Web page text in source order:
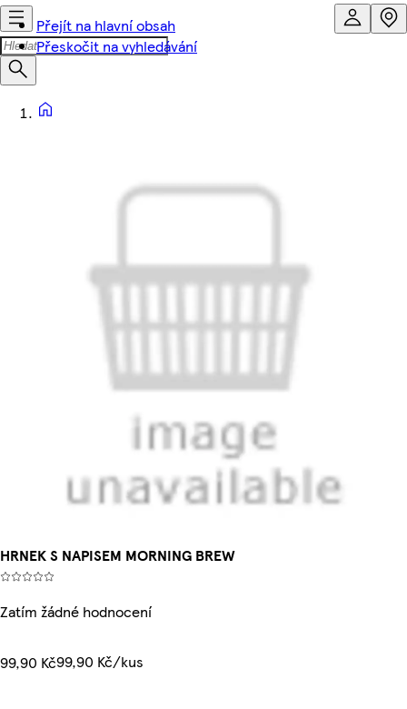
Přejít na hlavní obsah
Přeskočit na vyhledávání
HRNEK S NAPISEM MORNING BREW
Zatím žádné hodnocení
99,90 Kč99,90 Kč/kus